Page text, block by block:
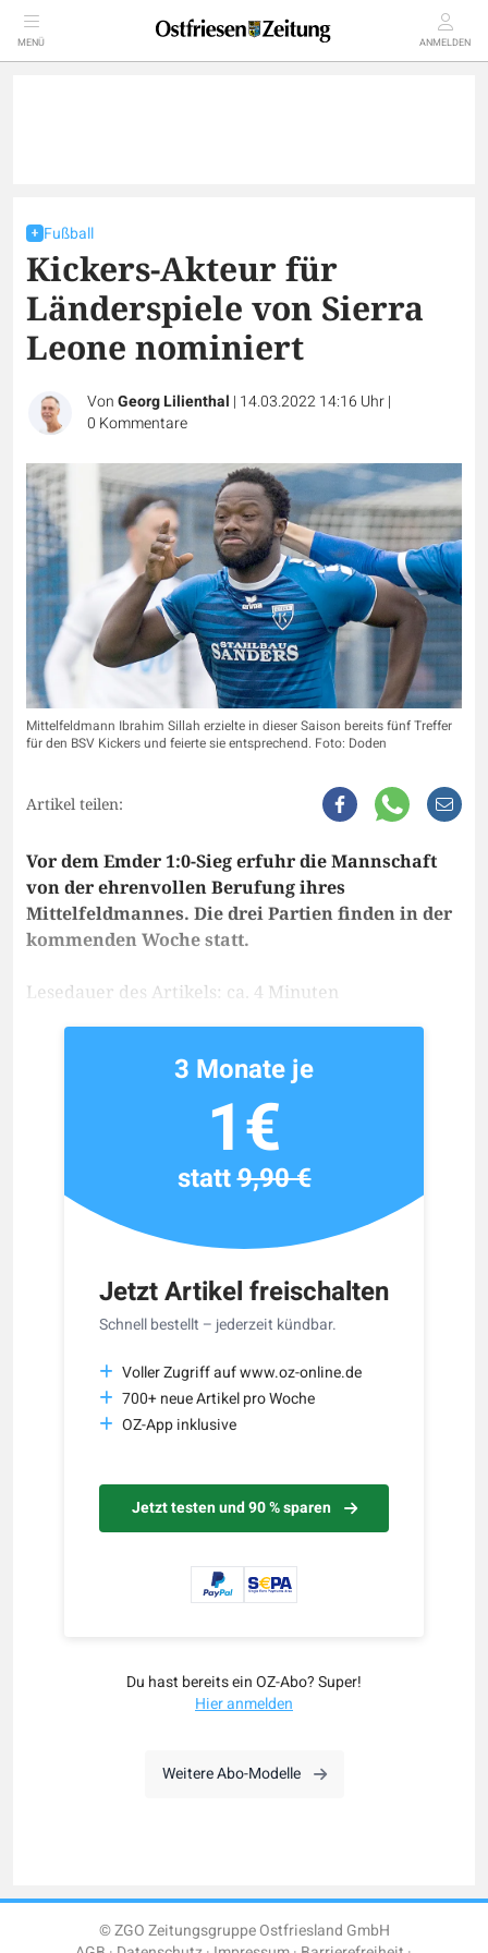
MENÜ ANMELDEN
Fußball
Kickers-Akteur für
Länderspiele von Sierra
Leone nominiert
VonGeorg Lilienthal | 14.03.2022 14:16 Uhr|
0 Kommentare
Mittelfeldmann Ibrahim Sillah erzielte in dieser Saison bereits fünf Treffer
für den BSV Kickers und feierte sie entsprechend. Foto: Doden
Artikel teilen:
Vor dem Emder 1:0-Sieg erfuhr die Mannschaft
von der ehrenvollen Berufung ihres
Mittelfeldmannes. Die drei Partien finden in der
kommenden Woche statt.
Lesedauer des Artikels: ca. 4 Minuten
Jetzt Artikel freischalten
Schnell bestellt – jederzeit kündbar.
Voller Zugriff auf www.oz-online.de
700+ neue Artikel pro Woche
OZ-App inklusive
Jetzt testen und 90 % sparen
3 Monate je
1€
statt9,90 €
Du hast bereits ein OZ-Abo? Super!
Hier anmelden
Weitere Abo-Modelle
© ZGO Zeitungsgruppe Ostfriesland GmbH